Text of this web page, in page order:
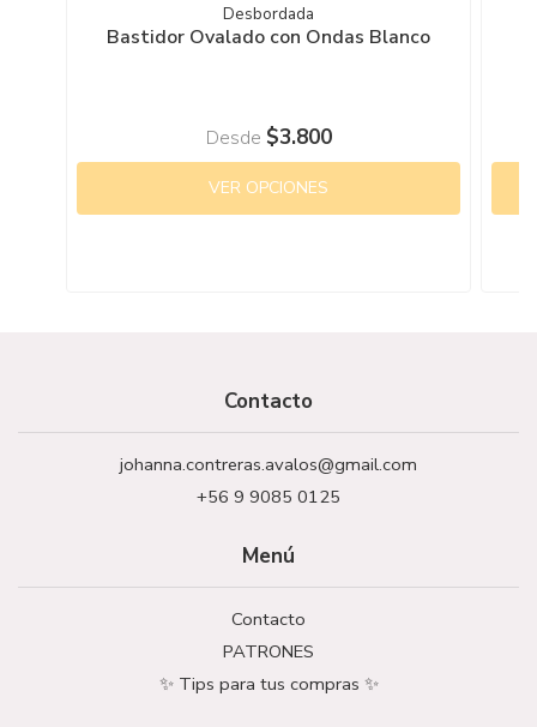
Desbordada
Bastidor Ovalado con Ondas Blanco
Desde $3.800
VER OPCIONES
Contacto
johanna.contreras.avalos@gmail.com
+56 9 9085 0125
Menú
Contacto
PATRONES
✨ Tips para tus compras ✨